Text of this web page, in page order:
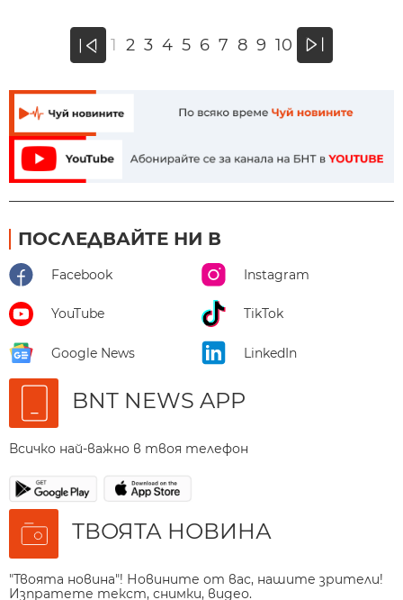
« 1 2 3 4 5 6 7 8 9 10 »
ПОСЛЕДВАЙТЕ НИ В
Facebook Instagram
YouTube TikTok
Google News LinkedIn
BNT NEWS APP
Всичко най-важно в твоя телефон
ТВОЯТА НОВИНА
"Твоята новина"! Новините от вас, нашите зрители!
Изпратете текст, снимки, видео.